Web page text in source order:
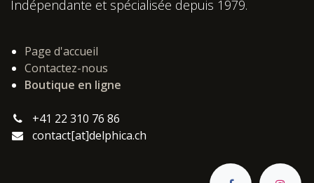
Indépendante et spécialisée depuis 1979.
Page d'accueil
Contactez-nous
Boutique en ligne
+41 22 310 76 86
contact[at]delphica.ch